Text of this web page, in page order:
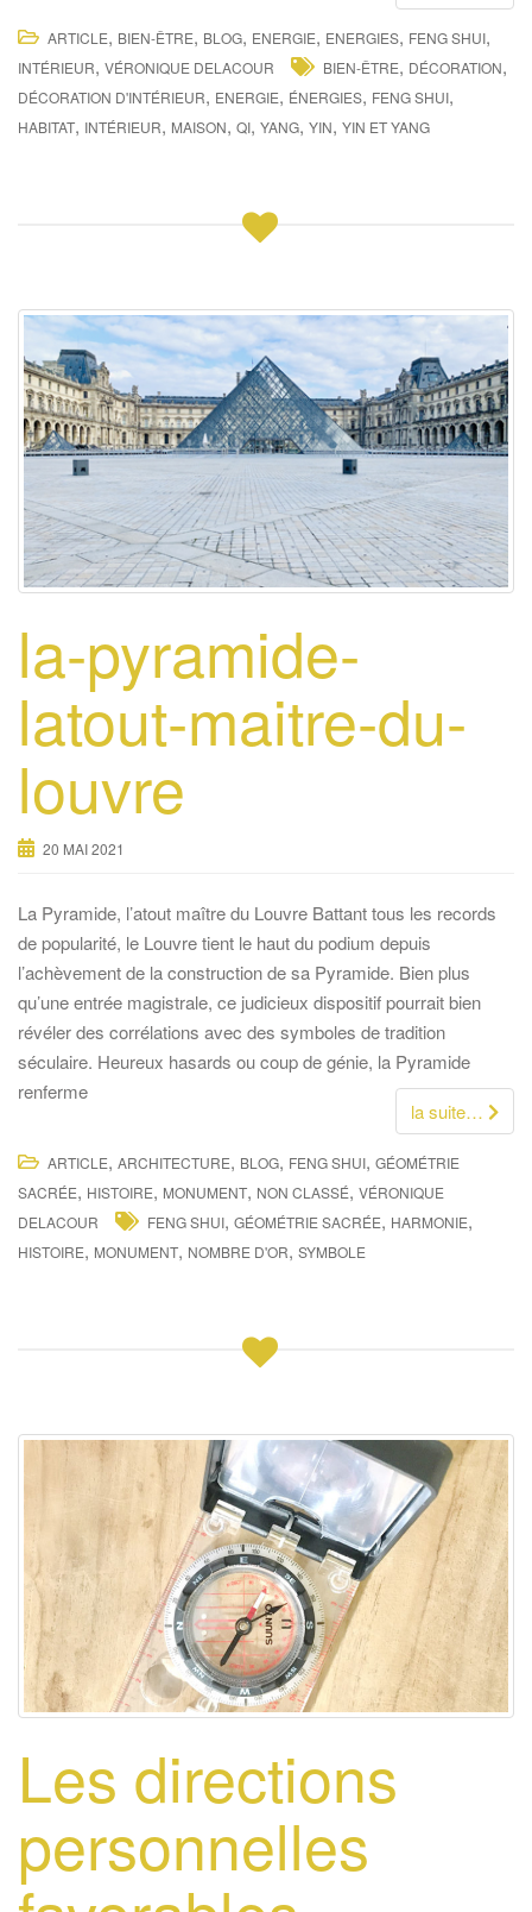
ARTICLE, BIEN-ÊTRE, BLOG, ENERGIE, ENERGIES, FENG SHUI,
INTÉRIEUR, VÉRONIQUE DELACOUR BIEN-ÊTRE, DÉCORATION,
DÉCORATION D'INTÉRIEUR, ENERGIE, ÉNERGIES, FENG SHUI,
HABITAT, INTÉRIEUR, MAISON, QI, YANG, YIN, YIN ET YANG
la-pyramide-
latout-maitre-du-
louvre
20 MAI 2021
La Pyramide, l’atout maître du Louvre Battant tous les records
de popularité, le Louvre tient le haut du podium depuis
l’achèvement de la construction de sa Pyramide. Bien plus
qu’une entrée magistrale, ce judicieux dispositif pourrait bien
révéler des corrélations avec des symboles de tradition
séculaire. Heureux hasards ou coup de génie, la Pyramide
renferme
la suite…
ARTICLE, ARCHITECTURE, BLOG, FENG SHUI, GÉOMÉTRIE
SACRÉE, HISTOIRE, MONUMENT, NON CLASSÉ, VÉRONIQUE
DELACOUR
FENG SHUI, GÉOMÉTRIE SACRÉE, HARMONIE,
HISTOIRE, MONUMENT, NOMBRE D'OR, SYMBOLE
Les directions
personnelles